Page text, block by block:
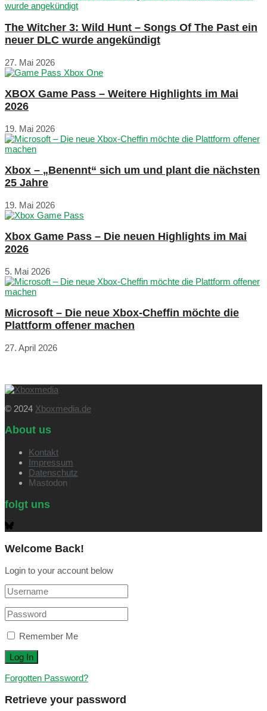
The Witcher 3: Wild Hunt – Songs Of The Past ein
neuer DLC wurde angekündigt
27. Mai 2026
XBOX Game Pass – Weitere Highlights im Mai
2026
19. Mai 2026
Xbox – „Benennt“ sich um und plant die nächsten
25 Jahre
19. Mai 2026
Xbox Game Pass – Die neuen Highlights im Mai
2026
5. Mai 2026
Microsoft – Die neue Xbox-Cheffin möchte die
Plattform offener machen
27. April 2026
© 2024 Xboxmedia.de
About us
Kontakt
Impressum
Datenschutz
Mastodon
folgt uns
Welcome Back!
Login to your account below
Remember Me
Forgotten Password?
Retrieve your password